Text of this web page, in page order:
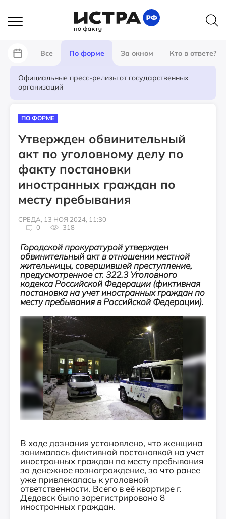
Все По форме За окном Кто в ответе?
Официальные пресс-релизы от государственных
организаций
ПО ФОРМЕ
Утвержден обвинительный
акт по уголовному делу по
факту постановки
иностранных граждан по
месту пребывания
СРЕДА, 13 НОЯ 2024, 11:30
0
318
Городской прокуратурой утвержден
обвинительный акт в отношении местной
жительницы, совершившей преступление,
предусмотренное ст. 322.3 Уголовного
кодекса Российской Федерации (фиктивная
постановка на учет иностранных граждан по
месту пребывания в Российской Федерации).
В ходе дознания установлено, что женщина
занималась фиктивной постановкой на учет
иностранных граждан по месту пребывания
за денежное вознаграждение, за что ранее
уже привлекалась к уголовной
ответственности. Всего в её квартире г.
Дедовск было зарегистрировано 8
иностранных граждан.